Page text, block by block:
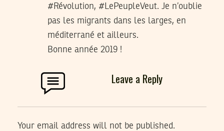
#Révolution, #LePeupleVeut. Je n’oublie
pas les migrants dans les larges, en
méditerrané et ailleurs.
Bonne année 2019 !
Leave a Reply
Your email address will not be published.